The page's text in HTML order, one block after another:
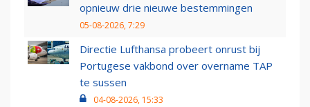
opnieuw drie nieuwe bestemmingen
05-08-2026, 7:29
Directie Lufthansa probeert onrust bij
Portugese vakbond over overname TAP
te sussen
04-08-2026, 15:33